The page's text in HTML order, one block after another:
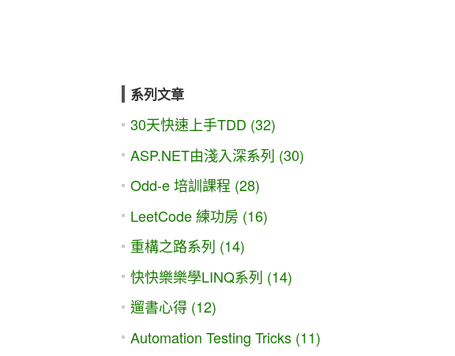
系列文章
30天快速上手TDD (32)
ASP.NET由淺入深系列 (30)
Odd-e 培訓課程 (28)
LeetCode 練功房 (16)
重構之路系列 (14)
快快樂樂學LINQ系列 (14)
遛書心得 (12)
Automation Testing Tricks (11)